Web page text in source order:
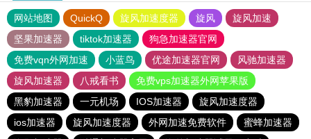
网站地图 QuickQ 旋风加速度器 旋风
旋风加速
坚果加速器
tiktok加速器
狗急加速器官网
免费vqn外网加速
小蓝鸟 优途加速器官网
风驰加速器
旋风加速器
八戒看书
免费vps加速器外网苹果版
黑豹加速器
一元机场 IOS加速器
旋风加速度器
ios加速器
旋风加速度器 外网加速免费软件
蜜蜂加速器